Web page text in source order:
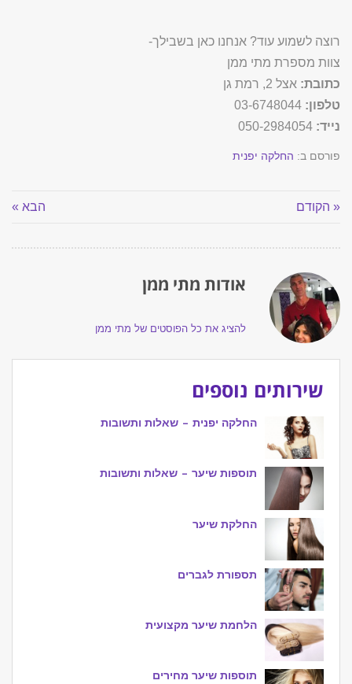
רוצה לשמוע עוד? אנחנו כאן בשבילך-
צוות מספרת מתי ממן
כתובת: אצל 2, רמת גן
טלפון: 03-6748044
נייד: 050-2984054
פורסם ב: החלקה יפנית
« הקודם הבא »
אודות מתי ממן
להציג את כל הפוסטים של מתי ממן
שירותים נוספים
החלקה יפנית – שאלות ותשובות
תוספות שיער – שאלות ותשובות
החלקת שיער
תספורת לגברים
הלחמת שיער מקצועית
תוספות שיער מחירים